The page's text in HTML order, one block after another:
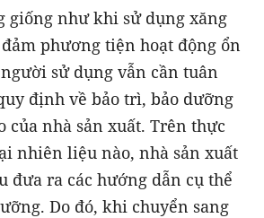
giống như khi sử dụng xăng
phương tiện hoạt động ổn
sử dụng vẫn cần tuân
định về bảo trì, bảo dưỡng
của nhà sản xuất. Trên thực
nhiên liệu nào, nhà sản xuất
đưa ra các hướng dẫn cụ thể
Do đó, khi chuyển sang